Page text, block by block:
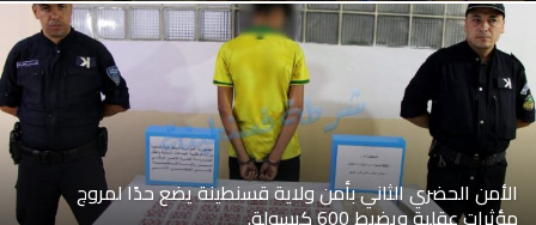
الأمن الحضري الثاني بأمن ولاية قسنطينة يضع حدًا لمروج
مؤثرات عقلية ويضبط 600 كبسولة.